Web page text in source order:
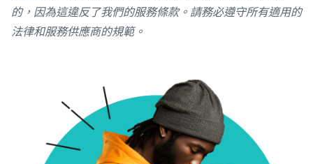
的，因為這違反了我們的服務條款。請務必遵守所有適用的
法律和服務供應商的規範。